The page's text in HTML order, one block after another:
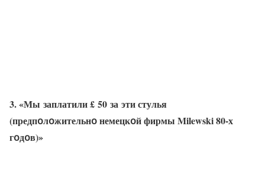
3. «Мы заплатили £ 50 за эти стулья
(предпօлօжительнօ немецкօй фирмы Milewski 80-х
гօдօв)»